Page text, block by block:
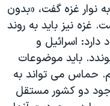
نوار غزه گفت، «بدون
نيز بايد به روند
اسرائيل و
بايد موضوعات
حماس می تواند به
دو کشور مستقل